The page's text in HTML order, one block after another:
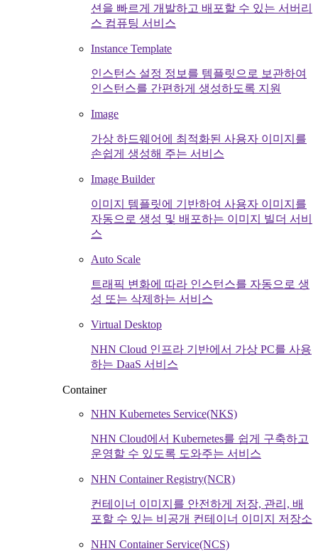
션을 빠르게 개발하고 배포할 수 있는 서버리
스 컴퓨팅 서비스
Instance Template
인스턴스 설정 정보를 템플릿으로 보관하여
인스턴스를 간편하게 생성하도록 지원
Image
가상 하드웨어에 최적화된 사용자 이미지를
손쉽게 생성해 주는 서비스
Image Builder
이미지 템플릿에 기반하여 사용자 이미지를
자동으로 생성 및 배포하는 이미지 빌더 서비
스
Auto Scale
트래픽 변화에 따라 인스턴스를 자동으로 생
성 또는 삭제하는 서비스
Virtual Desktop
NHN Cloud 인프라 기반에서 가상 PC를 사용
하는 DaaS 서비스
Container
NHN Kubernetes Service(NKS)
NHN Cloud에서 Kubernetes를 쉽게 구축하고
운영할 수 있도록 도와주는 서비스
NHN Container Registry(NCR)
컨테이너 이미지를 안전하게 저장, 관리, 배
포할 수 있는 비공개 컨테이너 이미지 저장소
NHN Container Service(NCS)